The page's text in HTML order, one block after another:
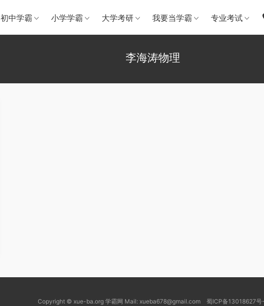
初中学霸 小学学霸 大学考研 我要当学霸 专业考试
李海涛物理
Copyright © xue-ba.org 学霸网 Mail: xueba678@gmail.com 蜀ICP备13018627号